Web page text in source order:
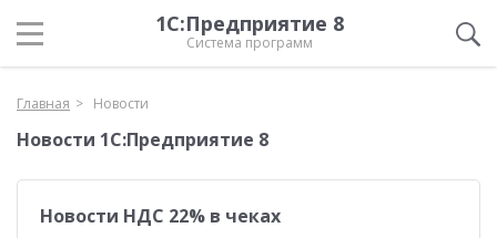
1С:Предприятие 8
Система программ
Главная Новости
Новости 1С:Предприятие 8
Новости НДС 22% в чеках